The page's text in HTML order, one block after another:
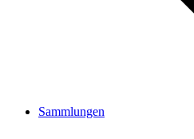
Sammlungen